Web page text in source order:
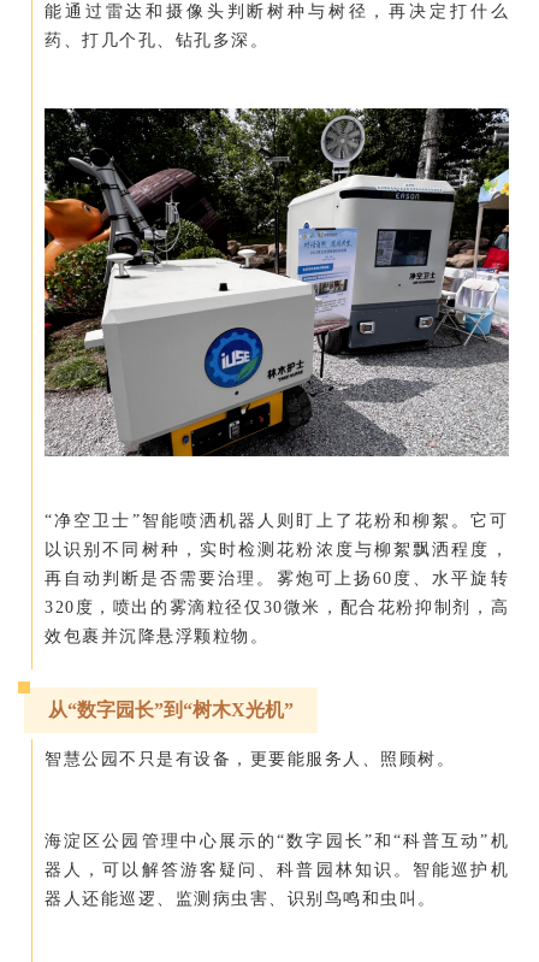
能通过雷达和摄像头判断树种与树径，再决定打什么
药、打几个孔、钻孔多深。
“净空卫士”智能喷洒机器人则盯上了花粉和柳絮。它可
以识别不同树种，实时检测花粉浓度与柳絮飘洒程度，
再自动判断是否需要治理。雾炮可上扬60度、水平旋转
320度，喷出的雾滴粒径仅30微米，配合花粉抑制剂，高
效包裹并沉降悬浮颗粒物。
从“数字园长”到“树木X光机”
智慧公园不只是有设备，更要能服务人、照顾树。
海淀区公园管理中心展示的“数字园长”和“科普互动”机
器人，可以解答游客疑问、科普园林知识。智能巡护机
器人还能巡逻、监测病虫害、识别鸟鸣和虫叫。